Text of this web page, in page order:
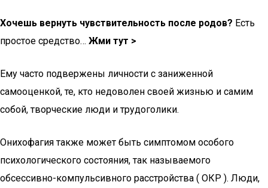
Хочешь вернуть чувствительность после родов? Есть
простое средство… Жми тут >
Ему часто подвержены личности с заниженной
самооценкой, те, кто недоволен своей жизнью и самим
собой, творческие люди и трудоголики.
Онихофагия также может быть симптомом особого
психологического состояния, так называемого
обсессивно-компульсивного расстройства ( ОКР ). Люди,